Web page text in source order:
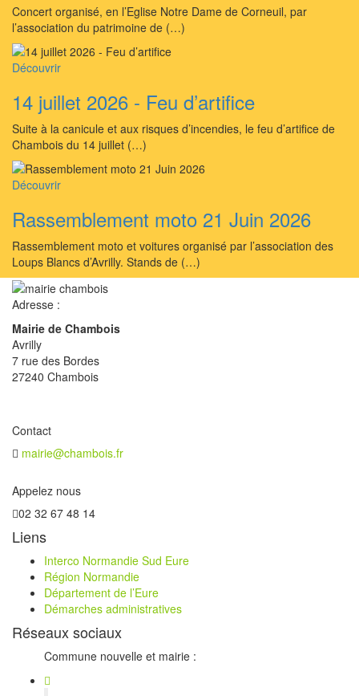
Concert organisé, en l’Eglise Notre Dame de Corneuil, par
l’association du patrimoine de (…)
Découvrir
14 juillet 2026 - Feu d’artifice
Suite à la canicule et aux risques d’incendies, le feu d’artifice de
Chambois du 14 juillet (…)
Découvrir
Rassemblement moto 21 Juin 2026
Rassemblement moto et voitures organisé par l’association des
Loups Blancs d’Avrilly. Stands de (…)
Adresse :
Mairie de Chambois
Avrilly
7 rue des Bordes
27240 Chambois
Contact
mairie@chambois.fr
Appelez nous
02 32 67 48 14
Liens
Interco Normandie Sud Eure
Région Normandie
Département de l’Eure
Démarches administratives
Réseaux sociaux
Commune nouvelle et mairie :